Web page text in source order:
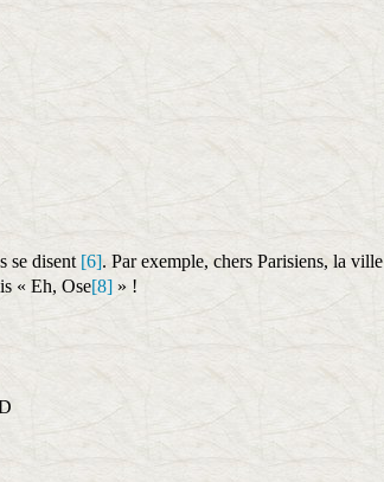
se disent [6]. Par exemple, chers Parisiens, la ville
« Eh, Ose[8] » !